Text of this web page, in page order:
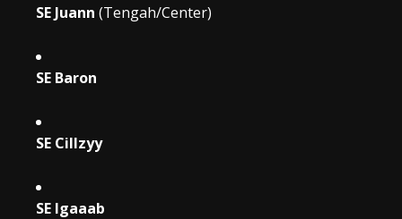
SE Juann (Tengah/Center)
SE Baron
SE Cillzyy
SE Igaaab